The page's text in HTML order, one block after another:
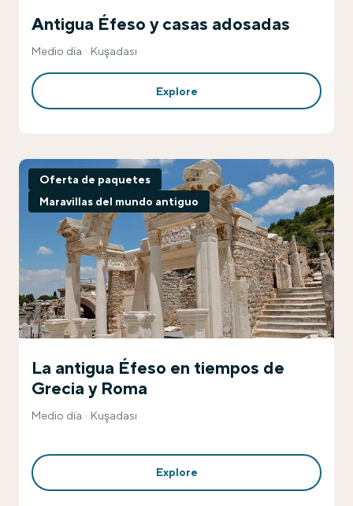
Antigua Éfeso y casas adosadas
Medio día Kuşadası
Explore
Oferta de paquetes
Maravillas del mundo antiguo
La antigua Éfeso en tiempos de
Grecia y Roma
Medio día Kuşadası
Explore